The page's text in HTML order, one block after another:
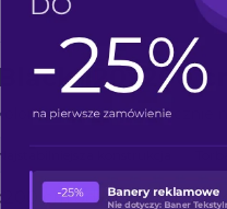
120x200
czarnym, wdzięcznie
konstrukcja
cm od drukarni